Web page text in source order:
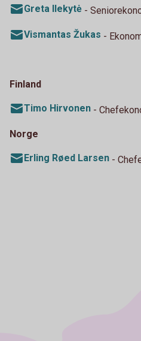
Greta Ilekytė -
Vismantas Žukas -
Finland
Timo Hirvonen -
Norge
Erling Røed Larsen -